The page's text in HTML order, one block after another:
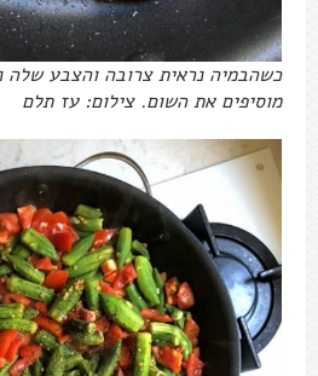
כשהבמיה נראית צרובה והצבע שלה
מוסיפים את השום. צילום: עז תלם